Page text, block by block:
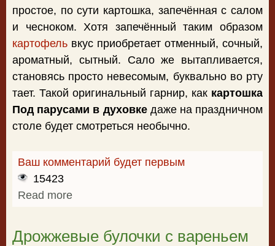
простое, по сути картошка, запечённая с салом
и чесноком. Хотя запечённый таким образом
картофель вкус приобретает отменный, сочный,
ароматный, сытный. Сало же вытапливается,
становясь просто невесомым, буквально во рту
тает. Такой оригинальный гарнир, как картошка
Под парусами в духовкедаже на праздничном
столе будет смотреться необычно.
Ваш комментарий будет первым
15423
Read more
Дрожжевые булочки с вареньем